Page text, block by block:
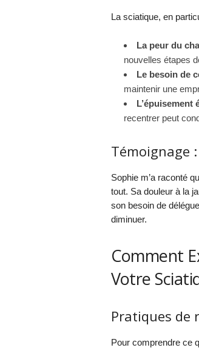
La sciatique, en
La peur du
nouvelles étapes
Le besoin de
maintenir une
L’épuisement
recentrer peut
Témoignage
Sophie m’a raconté
tout. Sa douleur à la
son besoin de
diminuer.
Comment
Votre
Pratiques de
Pour comprendre ce